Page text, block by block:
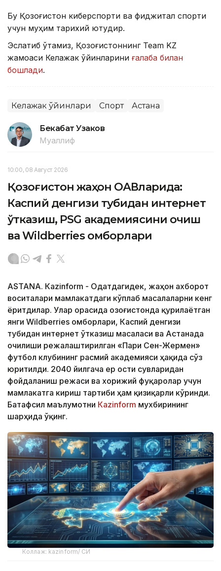
Бу Қозоғистон киберспорти ва фиджитал спорти
учун муҳим тарихий ютуқдир.
Эслатиб ўтамиз, Қозоғистоннинг Team KZ
жамоаси Келажак ўйинларини ғалаба билан
бошлади.
Келажак ўйинлари Спорт Астана
Бекабат Узаков
Муаллиф
10:00, 08 Август 2026
Қозоғистон жаҳон ОАВларида:
Каспий денгизи тубидан интернет
ўтказиш, PSG академиясини очиш
ва Wildberries омборлари
ASTANА. Кazinform - Одатдагидек, жаҳон ахборот
воситалари мамлакатдаги кўплаб масалаларни кенг
ёритдилар. Улар орасида Қозоғистонда қурилаётган
янги Wildberries омборлари, Каспий денгизи
тубидан интернет ўтказиш масаласи ва Астанада
очилиши режалаштирилган «Пари Сен-Жермен»
футбол клубининг расмий академияси ҳақида сўз
юритилди. 2040 йилгача ер ости сувларидан
фойдаланиш режаси ва хорижий фуқаролар учун
мамлакатга кириш тартиби ҳам қизиқарли кўринди.
Батафсил маълумотни Кazinform мухбирининг
шарҳида ўқинг.
Коллаж: kazinform/ СИ